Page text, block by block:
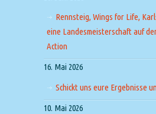
Rennsteig, Wings for Life,
eine Landesmeisterschaft auf
Action
16. Mai 2026
Schickt uns eure Ergebnisse
10. Mai 2026